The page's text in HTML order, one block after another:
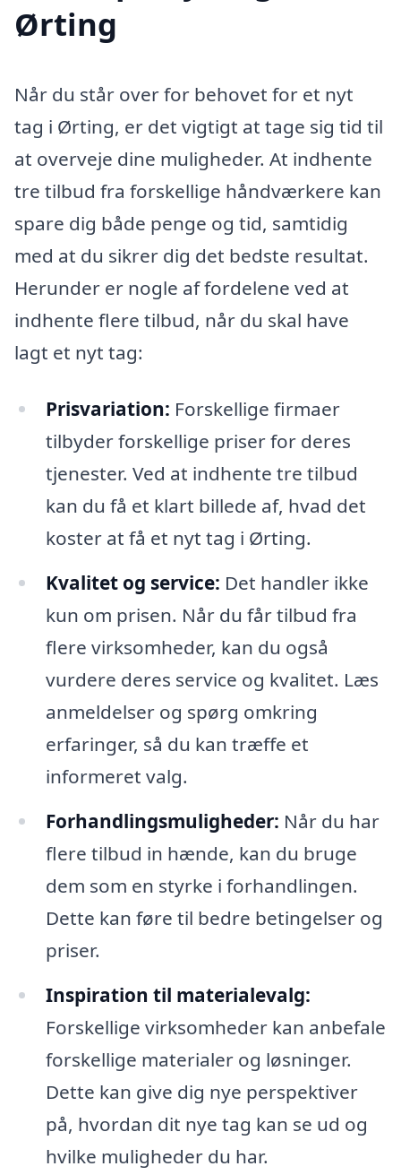
Ørting
Når du står over for behovet for et nyt
tag i Ørting, er det vigtigt at tage sig tid til
at overveje dine muligheder. At indhente
tre tilbud fra forskellige håndværkere kan
spare dig både penge og tid, samtidig
med at du sikrer dig det bedste resultat.
Herunder er nogle af fordelene ved at
indhente flere tilbud, når du skal have
lagt et nyt tag:
Prisvariation: Forskellige firmaer
tilbyder forskellige priser for deres
tjenester. Ved at indhente tre tilbud
kan du få et klart billede af, hvad det
koster at få et nyt tag i Ørting.
Kvalitet og service: Det handler ikke
kun om prisen. Når du får tilbud fra
flere virksomheder, kan du også
vurdere deres service og kvalitet. Læs
anmeldelser og spørg omkring
erfaringer, så du kan træffe et
informeret valg.
Forhandlingsmuligheder: Når du har
flere tilbud in hænde, kan du bruge
dem som en styrke i forhandlingen.
Dette kan føre til bedre betingelser og
priser.
Inspiration til materialevalg:
Forskellige virksomheder kan anbefale
forskellige materialer og løsninger.
Dette kan give dig nye perspektiver
på, hvordan dit nye tag kan se ud og
hvilke muligheder du har.